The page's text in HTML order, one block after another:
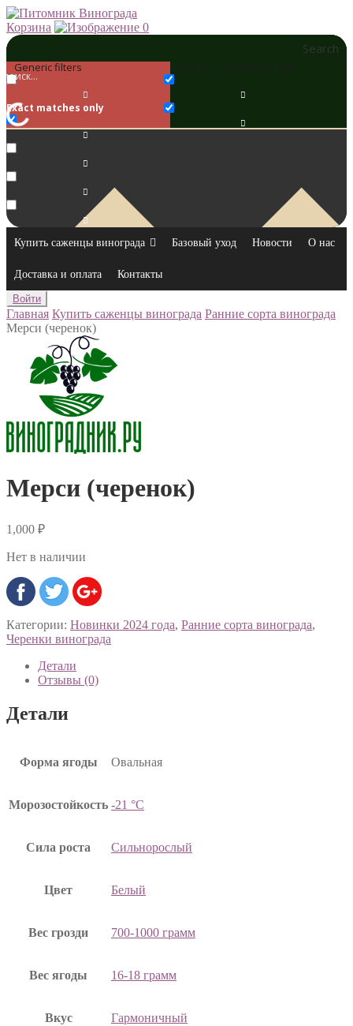
Корзина 0
Search
Generic filters
Exact matches only
Купить саженцы винограда Базовый уход Новости О нас
Доставка и оплата Контакты
Войти
Главная Купить саженцы винограда Ранние сорта винограда
Мерси (черенок)
Мерси (черенок)
1,000 ₽
Нет в наличии
Категории: Новинки 2024 года, Ранние сорта винограда,
Черенки винограда
Детали
Отзывы (0)
Детали
Форма ягоды Овальная
Морозостойкость -21 °C
Сила роста Сильнорослый
Цвет Белый
Вес грозди 700-1000 грамм
Вес ягоды 16-18 грамм
Вкус Гармоничный